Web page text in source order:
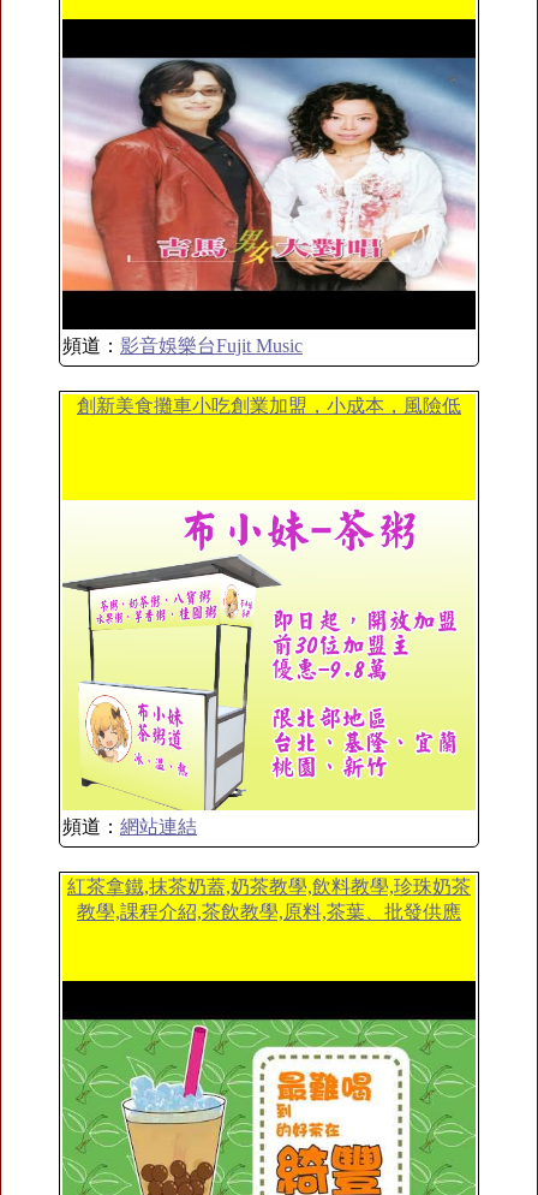
頻道： 影音娛樂台Fujit Music
創新美食攤車小吃創業加盟，小成本，風險低
頻道： 網站連結
紅茶拿鐵,抹茶奶蓋,奶茶教學,飲料教學,珍珠奶茶
教學,課程介紹,茶飲教學,原料,茶葉、批發供應